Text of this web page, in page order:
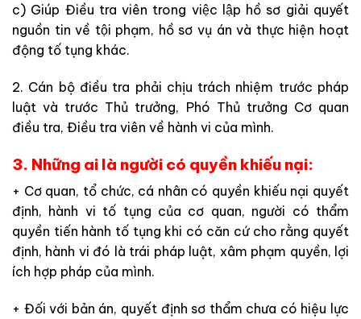
c) Giúp Điều tra viên trong việc lập hồ sơ giải quyết
nguồn tin về tội phạm, hồ sơ vụ án và thực hiện hoạt
động tố tụng khác.
2. Cán bộ điều tra phải chịu trách nhiệm trước pháp
luật và trước Thủ trưởng, Phó Thủ trưởng Cơ quan
điều tra, Điều tra viên về hành vi của mình.
3. Những ai là người có quyền khiếu nại:
+ Cơ quan, tổ chức, cá nhân có quyền khiếu nại quyết
định, hành vi tố tụng của cơ quan, người có thẩm
quyền tiến hành tố tụng khi có căn cứ cho rằng quyết
định, hành vi đó là trái pháp luật, xâm phạm quyền, lợi
ích hợp pháp của mình.
+ Đối với bản án, quyết định sơ thẩm chưa có hiệu lực